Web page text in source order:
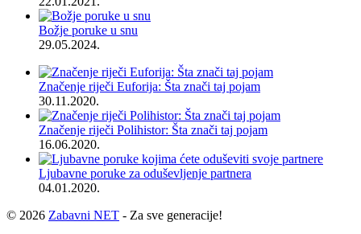
Božje poruke u snu
29.05.2024.
Značenje riječi Euforija: Šta znači taj pojam
30.11.2020.
Značenje riječi Polihistor: Šta znači taj pojam
16.06.2020.
Ljubavne poruke za oduševljenje partnera
04.01.2020.
© 2026 Zabavni NET - Za sve generacije!